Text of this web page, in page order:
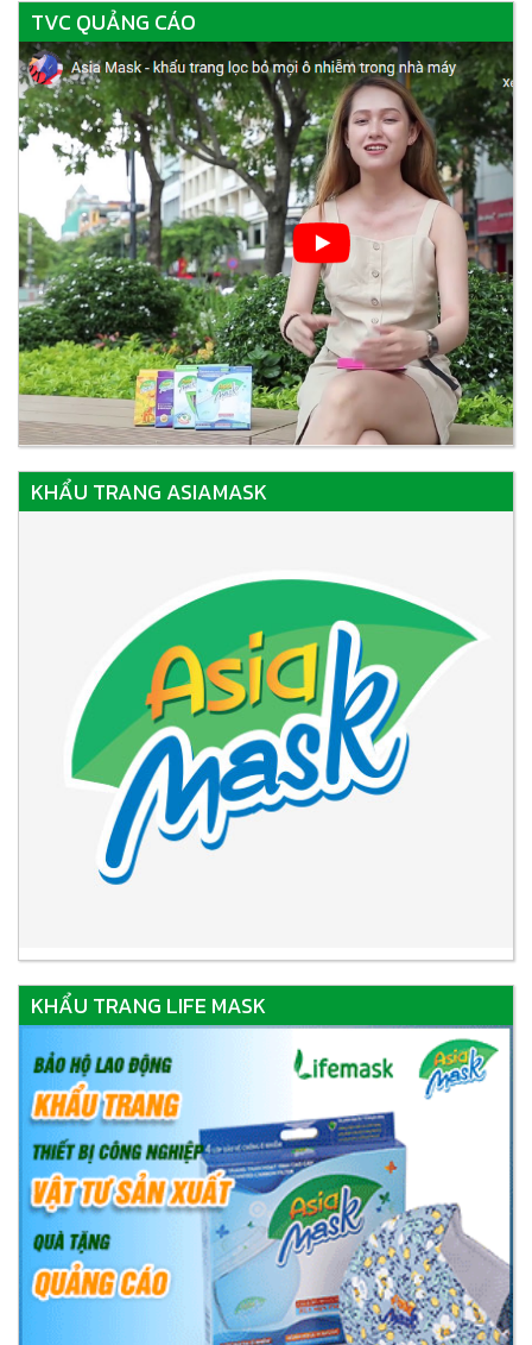
TVC QUẢNG CÁO
KHẨU TRANG ASIAMASK
KHẨU TRANG LIFE MASK